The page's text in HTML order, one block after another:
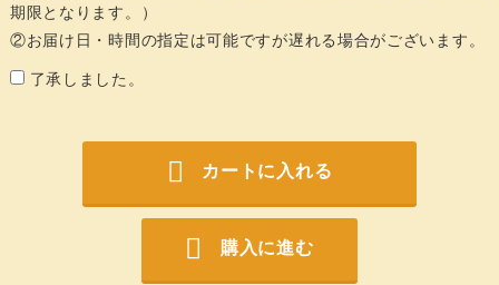
期限となります。）
②お届け日・時間の指定は可能ですが遅れる場合がございます。
了承しました。
カートに入れる
購入に進む